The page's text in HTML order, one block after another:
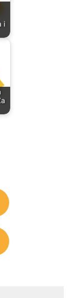
i